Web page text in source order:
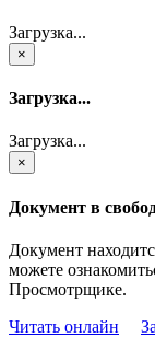
Загрузка...
×
Загрузка...
Загрузка...
×
Документ в
Документ
можете
Просмотрщике.
Читать онлайн